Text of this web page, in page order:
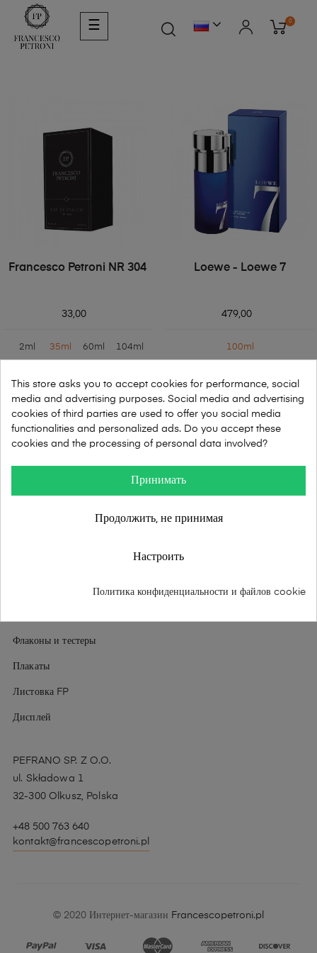
☰ 0
Francesco Petroni NR 304
33,00
2ml 35ml 60ml 104ml
В КОРЗИНУ
Loewe - Loewe 7
479,00
100ml
Показано 1-2 из 2
Упаковочные материалы
Флаконы и тестеры
Плакаты
Листовка FP
Дисплей
PEFRANO SP. Z O.O.
ul. Składowa 1
32-300 Olkusz, Polska
+48 500 763 640
kontakt@francescopetroni.pl
© 2020 Интернет-магазин Francescopetroni.pl
This store asks you to accept cookies for performance, social
media and advertising purposes. Social media and advertising
cookies of third parties are used to offer you social media
functionalities and personalized ads. Do you accept these
cookies and the processing of personal data involved?
Принимать
Продолжить, не принимая
Настроить
Политика конфиденциальности и файлов cookie